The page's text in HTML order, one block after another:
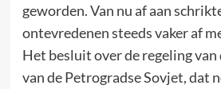
geworden. Van nu af aan
ontevredenen steeds vaker af
Het besluit over de regeling
van de Petrogradse Sovjet, dat